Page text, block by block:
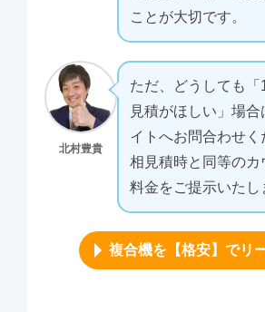
ことが大切です。
北村豊貴
ただ、どうしても「
見積がほしい」場合
イトへお問合わせく
相見積時と同等のカ
料金をご提示いたし
複合機を【格安】でリ